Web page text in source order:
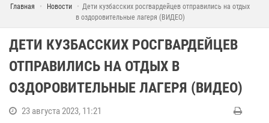
Главная Новости
Дети кузбасских росгвардейцев отправились на отдых
в оздоровительные лагеря (ВИДЕО)
ДЕТИ КУЗБАССКИХ РОСГВАРДЕЙЦЕВ
ОТПРАВИЛИСЬ НА ОТДЫХ В
ОЗДОРОВИТЕЛЬНЫЕ ЛАГЕРЯ (ВИДЕО)
23 августа 2023, 11:21